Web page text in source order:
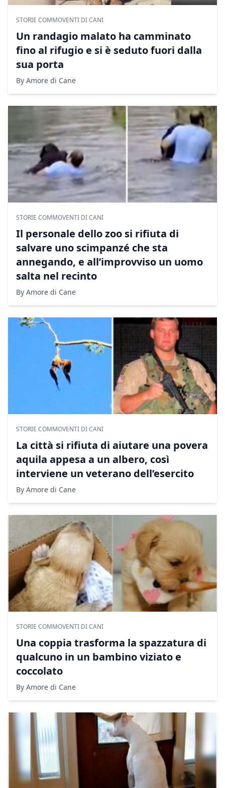
STORIE COMMOVENTI DI CANI
Un randagio malato ha camminato
fino al rifugio e si è seduto fuori dalla
sua porta
By Amore di Cane
STORIE COMMOVENTI DI CANI
Il personale dello zoo si rifiuta di
salvare uno scimpanzé che sta
annegando, e all’improvviso un uomo
salta nel recinto
By Amore di Cane
STORIE COMMOVENTI DI CANI
La città si rifiuta di aiutare una povera
aquila appesa a un albero, così
interviene un veterano dell’esercito
By Amore di Cane
STORIE COMMOVENTI DI CANI
Una coppia trasforma la spazzatura di
qualcuno in un bambino viziato e
coccolato
By Amore di Cane